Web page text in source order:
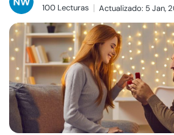
Relaciones
Familia
Ayuda
Cursos
100 Lecturas
Actualizado: 5 Jan,